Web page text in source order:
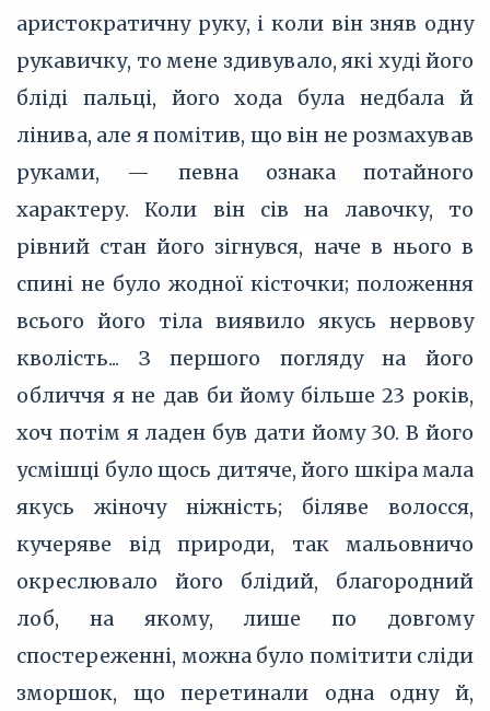
аристократичну руку, і коли він зняв одну
рукавичку, то мене здивувало, які худі його
бліді пальці, його хода була недбала й
лінива, але я помітив, що він не розмахував
руками, — певна ознака потайного
характеру. Коли він сів на лавочку, то
рівний стан його зігнувся, наче в нього в
спині не було жодної кісточки; положення
всього його тіла виявило якусь нервову
кволість... З першого погляду на його
обличчя я не дав би йому більше 23 років,
хоч потім я ладен був дати йому 30. В його
усмішці було щось дитяче, його шкіра мала
якусь жіночу ніжність; біляве волосся,
кучеряве від природи, так мальовничо
окреслювало його блідий, благородний
лоб, на якому, лише по довгому
спостереженні, можна було помітити сліди
зморшок, що перетинали одна одну й,